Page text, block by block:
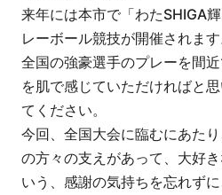
来年には本市で「わたSHIGA
レーボール競技が開催されま
全国の強豪選手のプレーを間
を肌で感じていただければと
てください。
今回、全国大会に臨むにあた
の方々の支えがあって、大好
いう、感謝の気持ちを忘れず